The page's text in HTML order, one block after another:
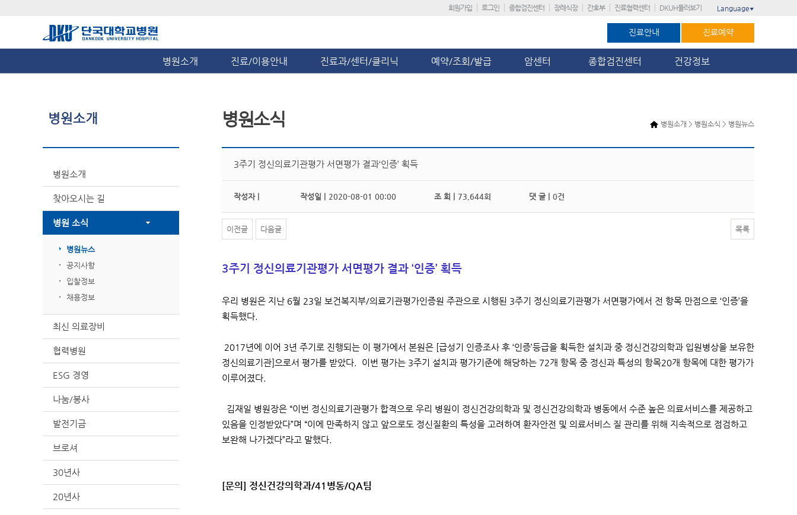
회원가입 로그인 종합검진센터 장례식장 간호부 진료협력센터 DKUH둘러보기 Language ▼
진료안내 진료예약
병원소개 진료/이용안내 진료과/센터/클리닉 예약/조회/발급 암센터 종합검진센터 건강정보
병원소개
병원소개
찾아오시는 길
병원 소식
병원뉴스
공지사항
입찰정보
채용정보
최신 의료장비
협력병원
ESG 경영
나눔/봉사
발전기금
브로셔
30년사
20년사
병원소개 > 병원소식 > 병원뉴스
병원소식
3주기 정신의료기관평가 서면평가 결과‘인증’ 획득
작성자 | 작성일 | 2020-08-01 00:00 조 회 | 73,644회 댓 글 | 0건
이전글 다음글 목록
3주기 정신의료기관평가 서면평가 결과 ‘인증’ 획득
우리 병원은 지난 6월 23일 보건복지부/의료기관평가인증원 주관으로 시행된 3주기 정신의료기관평가 서면평가에서 전 항목 만점으로 ‘인증’을
획득했다.
2017년에 이어 3년 주기로 진행되는 이 평가에서 본원은 [급성기 인증조사 후 ‘인증’등급을 획득한 설치과 중 정신건강의학과 입원병상을 보유한
정신의료기관]으로서 평가를 받았다. 이번 평가는 3주기 설치과 평가기준에 해당하는 72개 항목 중 정신과 특성의 항목20개 항목에 대한 평가가
이루어졌다.
김재일 병원장은 “이번 정신의료기관평가 합격으로 우리 병원이 정신건강의학과 및 정신건강의학과 병동에서 수준 높은 의료서비스를 제공하고
있음을 인정받았다”며 “이에 만족하지 않고 앞으로도 정신질환의 특성을 고려하여 환자안전 및 의료서비스 질 관리를 위해 지속적으로 점검하고
보완해 나가겠다”라고 말했다.
[문의] 정신건강의학과/41병동/QA팀